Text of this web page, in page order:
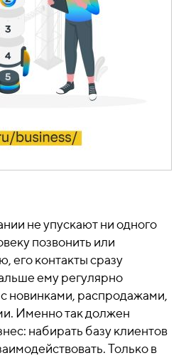
не упускают ни одного
позвонить или
его контакты сразу
ему регулярно
новинками, распродажами,
Именно так должен
набирать базу клиентов
Только в